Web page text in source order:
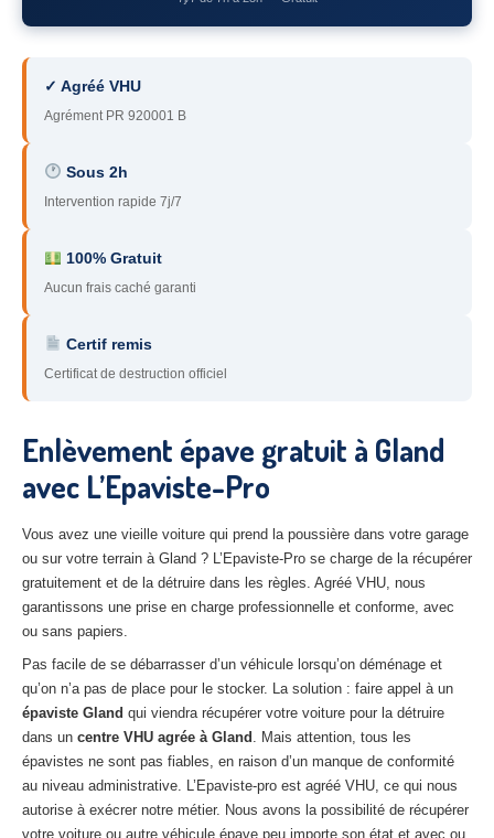
78– Yvelines
93– Seine-Saint-Denis
95– Val d’Oise
91 – Essonne
89– Yonne
60 – Oise
51– Marne
28– Eure-et-Loir
10– Aube
02 – Aisne
Tous
CENTRE VHU AGRÉE
Centreagréé VHU Paris 75 : casse auto avec destruction
Centreagréé VHU 77 : casse auto avec destruction
Centreagréé VHU 78 : casse auto avec destruction
✓ Agréé VHU
Agrément PR 920001 B
Sous 2h
Intervention rapide 7j/7
100% Gratuit
Aucun frais caché garanti
Certif remis
Certificat de destruction officiel
Enlèvement épave gratuit à Gland
avec L’Epaviste-Pro
Vous avez une vieille voiture qui prend la poussière dans votre garage
ou sur votre terrain à Gland ? L’Epaviste-Pro se charge de la récupérer
gratuitement et de la détruire dans les règles. Agréé VHU, nous
garantissons une prise en charge professionnelle et conforme, avec
ou sans papiers.
Pas facile de se débarrasser d’un véhicule lorsqu’on déménage et
qu’on n’a pas de place pour le stocker. La solution : faire appel à un
épaviste Gland qui viendra récupérer votre voiture pour la détruire
dans un centre VHU agrée à Gland . Mais attention, tous les
épavistes ne sont pas fiables, en raison d’un manque de conformité
au niveau administrative. L’Epaviste-pro est agréé VHU, ce qui nous
autorise à exécrer notre métier. Nous avons la possibilité de récupérer
votre voiture ou autre véhicule épave peu importe son état et avec ou